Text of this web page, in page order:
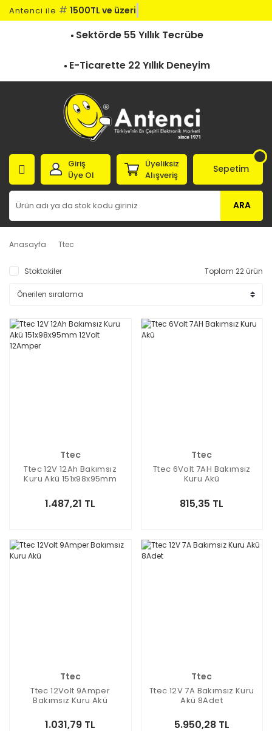
Antenci ile # 1500TL ve üzeri k
Sektörde 55 Yıllık Tecrübe
E-Ticarette 22 Yıllık Deneyim
ARA
Giriş
Üye Ol
Üyeliksiz
Alışveriş
Sepetim
Anasayfa Ttec
Stoktakiler Toplam 22 ürün
Ttec
Ttec 12V 12Ah Bakımsız
Kuru Akü 151x98x95mm
1.487,21 TL
Ttec
Ttec 6Volt 7AH Bakımsız
Kuru Akü
815,35 TL
Ttec
Ttec 12Volt 9Amper
Bakımsız Kuru Akü
1.031,79 TL
Ttec
Ttec 12V 7A Bakımsız Kuru
Akü 8Adet
5.950,28 TL